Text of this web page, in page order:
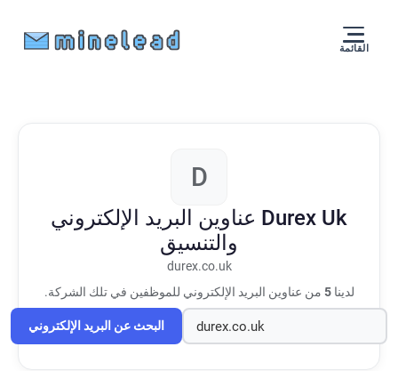
القائمة
D
Durex Uk عناوين البريد الإلكتروني
والتنسيق
durex.co.uk
لدينا5 من عناوين البريد الإلكتروني للموظفين في تلك الشركة.
البحث عن البريد الإلكتروني